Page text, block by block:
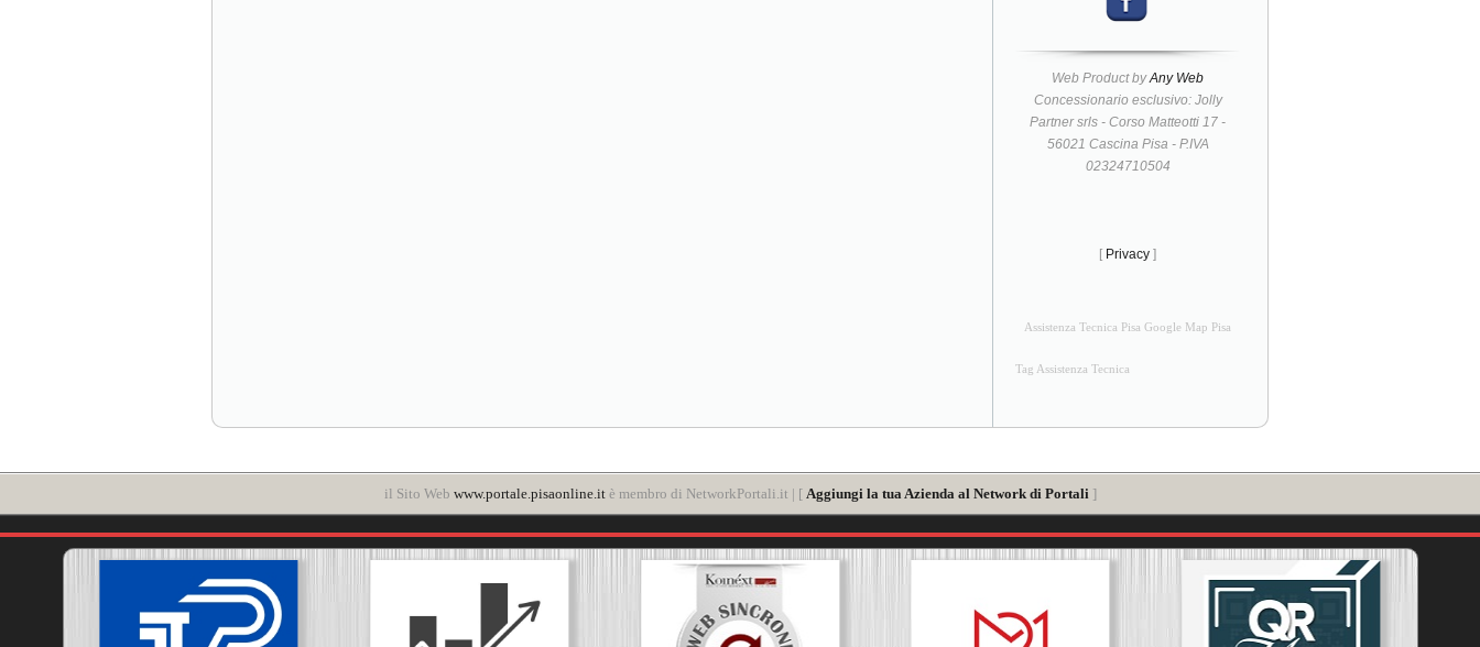
Web Product byAny Web
Concessionario esclusivo: Jolly
Partner srls - Corso Matteotti 17 -
56021 Cascina Pisa - P.IVA
02324710504
[ Privacy ]
Assistenza Tecnica Pisa Google Map Pisa
Tag Assistenza Tecnica
il Sito Web www.portale.pisaonline.itè membro di NetworkPortali.it | [ Aggiungi la tua Azienda al Network di Portali ]